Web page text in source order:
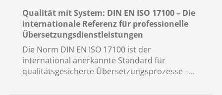
Qualität mit System: DIN EN ISO 17100 – Die
internationale Referenz für professionelle
Übersetzungsdienstleistungen
Die Norm DIN EN ISO 17100 ist der
international anerkannte Standard für
qualitätsgesicherte Übersetzungsprozesse –...